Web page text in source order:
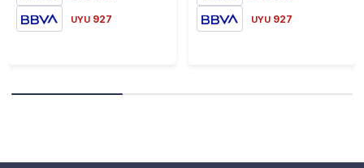
UYU 927 UYU 927